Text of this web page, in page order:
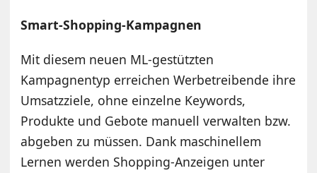
Smart-Shopping-Kampagnen
Mit diesem neuen ML-gestützten
Kampagnentyp erreichen Werbetreibende ihre
Umsatzziele, ohne einzelne Keywords,
Produkte und Gebote manuell verwalten bzw.
abgeben zu müssen. Dank maschinellem
Lernen werden Shopping-Anzeigen unter